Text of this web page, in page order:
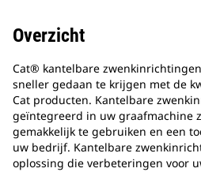
Overzicht
Cat® kantelbare
sneller gedaan te krijgen met de
Cat producten. Kantelbare
geïntegreerd in uw graafmachine
gemakkelijk te gebruiken en een
uw bedrijf. Kantelbare
oplossing die verbeteringen voor